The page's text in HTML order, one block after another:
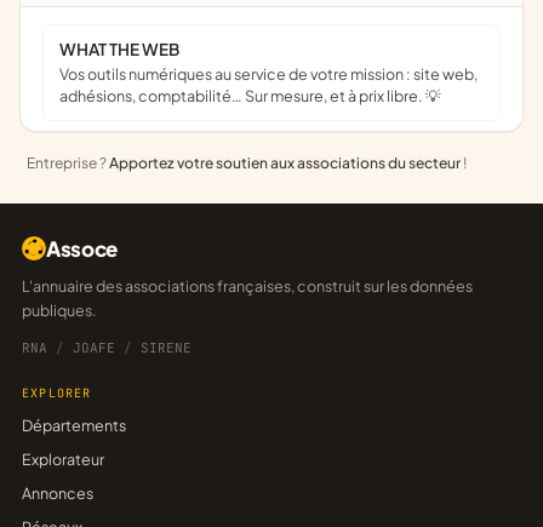
WHAT THE WEB
Vos outils numériques au service de votre mission : site web,
adhésions, comptabilité… Sur mesure, et à prix libre. 💡
Entreprise ?Apportez votre soutien aux associations du secteur !
Assoce
L'annuaire des associations françaises, construit sur les données
publiques.
RNA / JOAFE / SIRENE
EXPLORER
Départements
Explorateur
Annonces